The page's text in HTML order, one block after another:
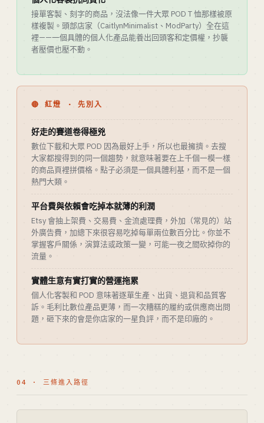
接單客製、刻字的商品，沒法像一件大眾 POD T 恤那樣被原
樣複製。頭部店家（CaitlynMinimalist、ModParty）全在這
裡——一個具體的個人化產品能養出回頭客和定價權，抄襲
者壓價也壓不動。
🔴 紅燈 · 先別入
好走的賽道卷得極兇
數位下載和大眾 POD 因為最好上手，所以也最擁擠。去搜
大家都搜得到的同一個趨勢，就意味著要在上千個一模一樣
的商品頁裡拼價格。點子必須是一個具體利基，而不是一個
熱門大類。
平台費與依賴會吃掉本就薄的利潤
Etsy 會抽上架費、交易費、金流處理費，外加（常見的）站
外廣告費，加總下來很容易吃掉每單兩位數百分比。你並不
掌握客戶關係，演算法或政策一變，可能一夜之間砍掉你的
流量。
實體生意有實打實的營運拖累
個人化客製和 POD 意味著逐單生產、出貨、退貨和品質客
訴。毛利比數位產品更薄，而一次糟糕的履約或供應商出問
題，砸下來的會是你店家的一星負評，而不是印廠的。
04 · 三條進入路徑